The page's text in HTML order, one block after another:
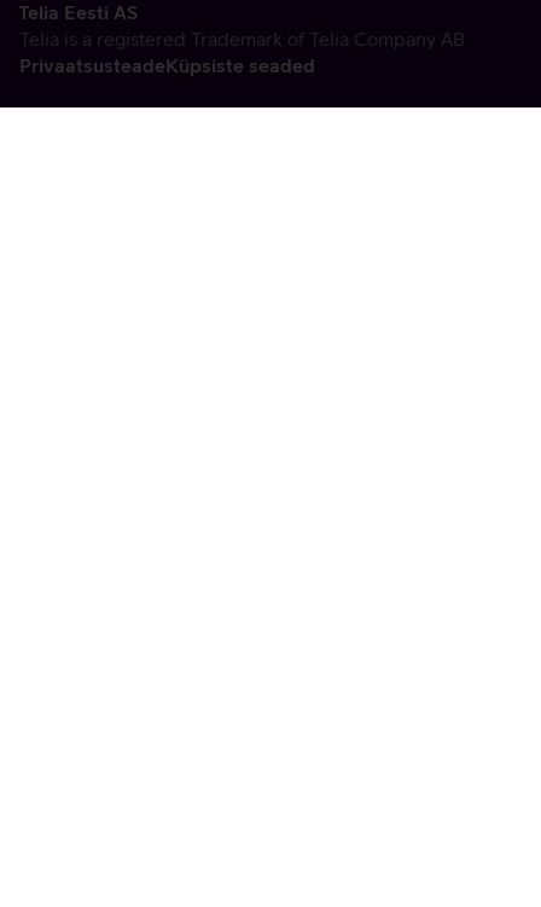
Telia Eesti AS
Telia is a registered Trademark of Telia Company AB
PrivaatsusteadeKüpsiste seaded